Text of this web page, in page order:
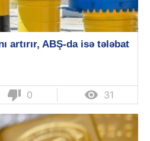
artırır, ABŞ-da isə tələbat
thumb_down 0  31